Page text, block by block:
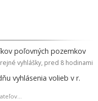
poľovných pozemkov
vyhlášky, pred 8 hodinami
vyhlásenia volieb v r.